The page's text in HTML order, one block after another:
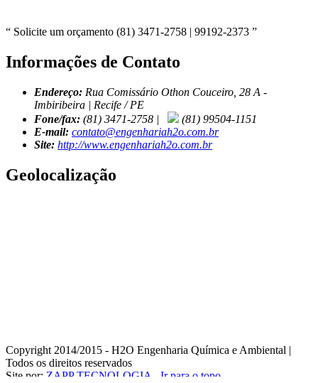
Solicite um orçamento (81) 3471-2758 | 99192-2373
Informações de Contato
Endereço: Rua Comissário Othon Couceiro, 28 A -
Imbiribeira | Recife / PE
Fone/fax: (81) 3471-2758 |
(81) 99504-1151
E-mail: contato@engenhariah2o.com.br
Site: http://www.engenhariah2o.com.br
Geolocalização
Copyright 2014/2015 - H2O Engenharia Química e Ambiental |
Todos os direitos reservados
Site por: ZAPP TECNOLOGIA Ir para o topo